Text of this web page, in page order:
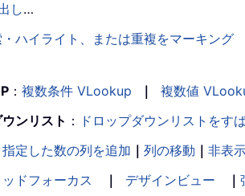
し…
ハイライト、または重複をマーキング
： 複数条件 VLookup ｜ 複数値
ンリスト ： ドロップダウンリストをす
指定した数の列を追加 ｜ 列の移動 ｜ 非表
ドフォーカス ｜ デザインビュー ｜